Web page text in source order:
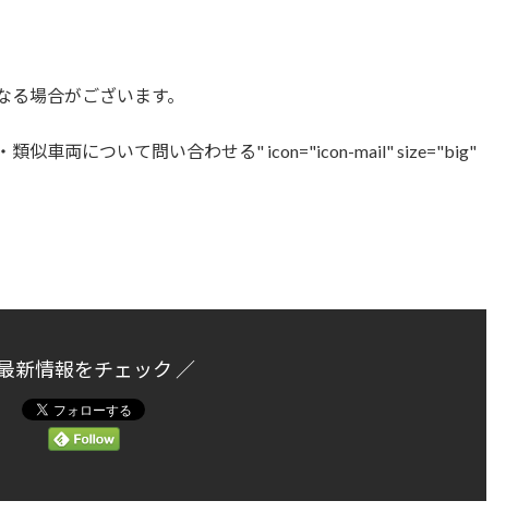
場合がございます。
似車両について問い合わせる" icon="icon-mail" size="big"
新情報をチェック ／